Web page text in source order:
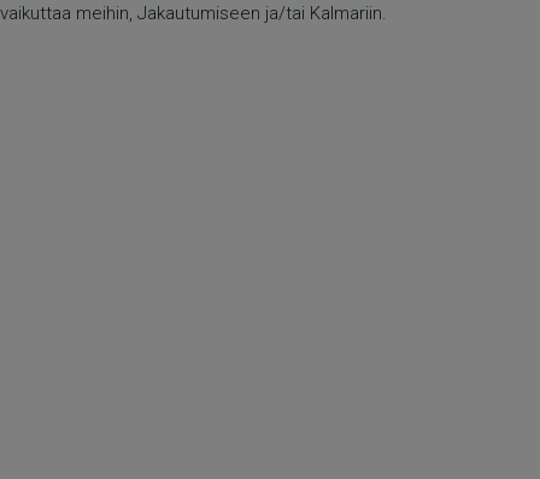
vaikuttaa meihin, Jakautumiseen ja/tai Kalmariin.